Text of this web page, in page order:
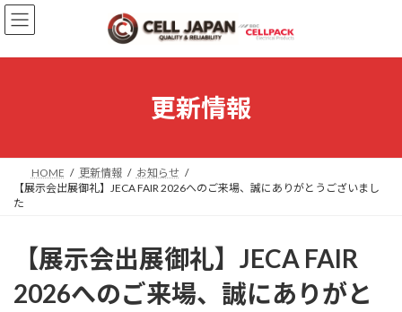
コ
ン
ン
ナ
ビ
ー
更新情報
HOME 更新情報
お知らせ
【展示会出展御礼】JECA FAIR 2026へのご来場、誠にありがとうございまし
た
【展示会出展御礼】JECA FAIR
2026へのご来場、誠にありがと